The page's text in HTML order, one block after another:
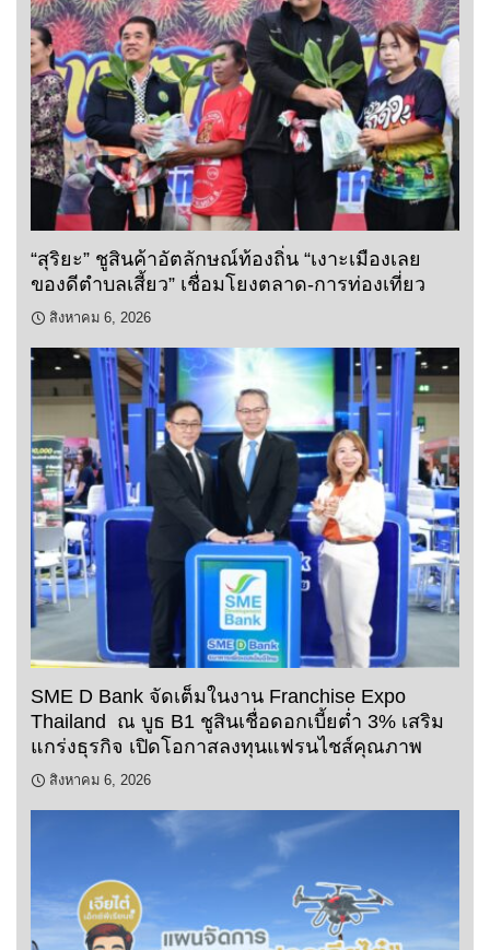
“สุริยะ” ชูสินค้าอัตลักษณ์ท้องถิ่น “เงาะเมืองเลย
ของดีตำบลเสี้ยว” เชื่อมโยงตลาด-การท่องเที่ยว
สิงหาคม 6, 2026
SME D Bank จัดเต็มในงาน Franchise Expo
Thailand ณ บูธ B1 ชูสินเชื่อดอกเบี้ยต่ำ 3% เสริม
แกร่งธุรกิจ เปิดโอกาสลงทุนแฟรนไชส์คุณภาพ
สิงหาคม 6, 2026